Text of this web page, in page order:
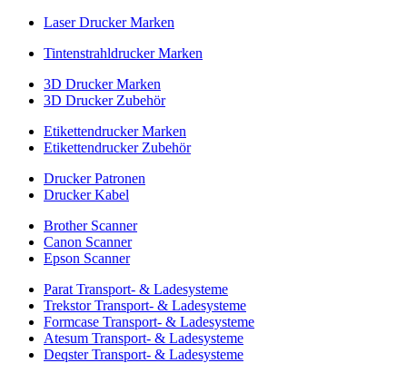
Laser Drucker Marken
Tintenstrahldrucker Marken
3D Drucker Marken
3D Drucker Zubehör
Etikettendrucker Marken
Etikettendrucker Zubehör
Drucker Patronen
Drucker Kabel
Brother Scanner
Canon Scanner
Epson Scanner
Parat Transport- & Ladesysteme
Trekstor Transport- & Ladesysteme
Formcase Transport- & Ladesysteme
Atesum Transport- & Ladesysteme
Deqster Transport- & Ladesysteme